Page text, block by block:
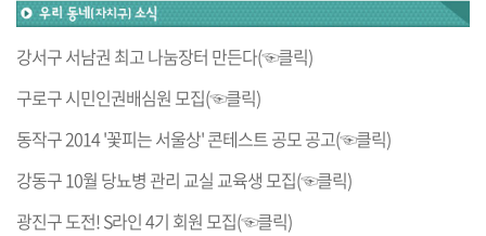
강서구 서남권 최고 나눔장터 만든다(☜클릭)
구로구 시민인권배심원 모집(☜클릭)
동작구 2014 '꽃피는 서울상' 콘테스트 공모 공고(☜클릭)
강동구 10월 당뇨병 관리 교실 교육생 모집(☜클릭)
광진구 도전! S라인 4기 회원 모집(☜클릭)